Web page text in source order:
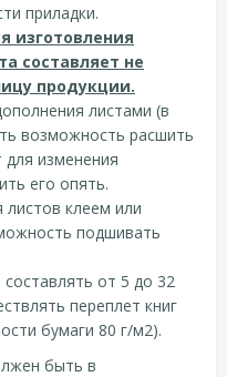
приладки.
изготовления
составляет не
продукции.
листами (в
возможность расшить
изменения
его опять.
клеем или
подшивать
от 5 до 32
переплет книг
бумаги 80 г/м2).
быть в